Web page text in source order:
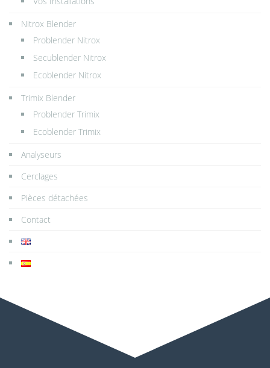
Nitrox Blender
Problender Nitrox
Secublender Nitrox
Ecoblender Nitrox
Trimix Blender
Problender Trimix
Ecoblender Trimix
Analyseurs
Cerclages
Pièces détachées
Contact